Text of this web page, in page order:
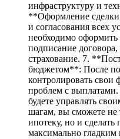
инфраструктуру и
**Оформление
и согласования всех
необходимо оформить
подписание
страхование. 7.
бюджетом**: После
контролировать свои
проблем с выплатами.
будете управлять
шагам, вы сможете не
ипотеку, но и
максимально